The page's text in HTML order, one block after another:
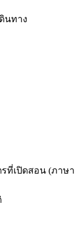
นทาง
ที่เปิดสอน (ภาษา